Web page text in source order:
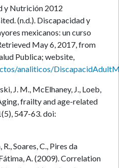
y Nutrición 2012
(n.d.). Discapacidad y
mexicanos: un curso
May 6, 2017, from
Publica; website,
analiticos/
J. M., McElhaney, J., Loeb,
frailty and age-related
547-63. doi:
Soares, C., Pires da
A. (2009). Correlation